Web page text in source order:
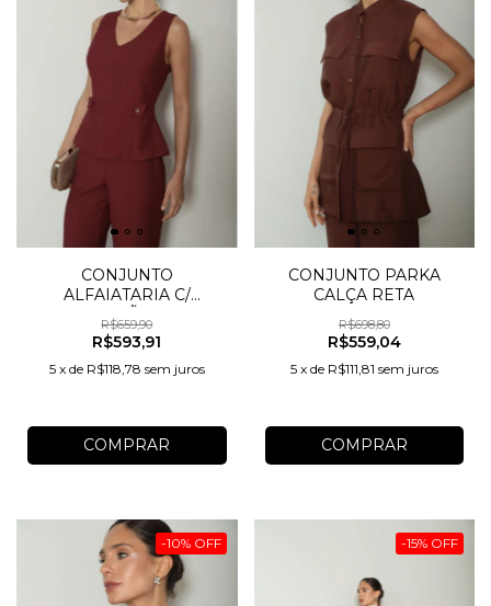
CONJUNTO
ALFAIATARIA C/
BOTÕES
R$659,90
R$593,91
5 x de R$118,78 sem juros
COMPRAR
CONJUNTO PARKA
CALÇA RETA
R$698,80
R$559,04
5 x de R$111,81 sem juros
COMPRAR
-10% OFF -15% OFF